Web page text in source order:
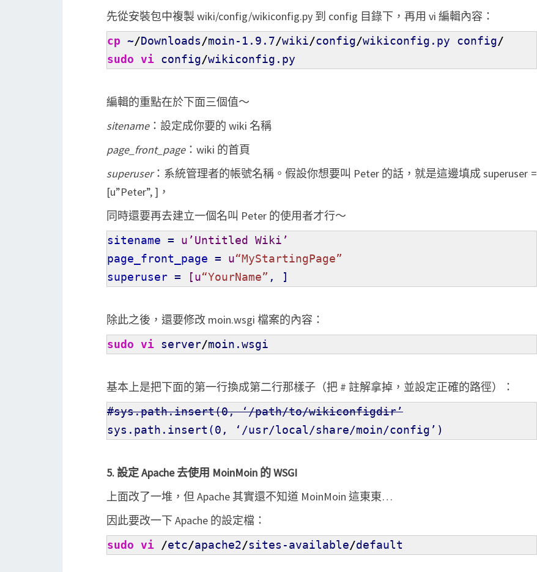
先從安裝包中複製 wiki/config/wikiconfig.py 到 config 目錄下，再用 vi 編輯內容：
cp ~/Downloads/moin-1.9.7/wiki/config/wikiconfig.py config/
sudo vi config/wikiconfig.py
編輯的重點在於下面三個值～
sitename：設定成你要的 wiki 名稱
page_front_page：wiki 的首頁
superuser：系統管理者的帳號名稱。假設你想要叫 Peter 的話，就是這邊填成 superuser =
[u”Peter”, ]，
同時還要再去建立一個名叫 Peter 的使用者才行～
sitename = u’Untitled Wiki’
page_front_page = u“MyStartingPage”
superuser = [u“YourName” , ]
除此之後，還要修改 moin.wsgi 檔案的內容：
sudo vi server/moin.wsgi
基本上是把下面的第一行換成第二行那樣子（把 # 註解拿掉，並設定正確的路徑）：
#sys.path.insert(0, ‘/path/to/wikiconfigdir’
sys.path.insert (0 , ‘/usr/local/share/moin/config’ )
5. 設定 Apache 去使用 MoinMoin 的 WSGI
上面改了一堆，但 Apache 其實還不知道 MoinMoin 這東東…
因此要改一下 Apache 的設定檔：
sudo vi /etc/apache2/sites-available/default